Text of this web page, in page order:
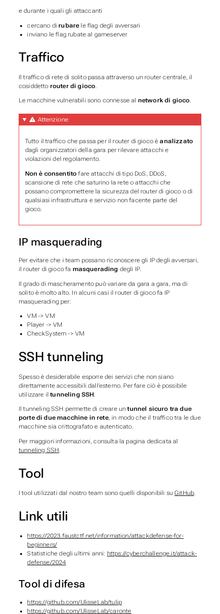
e durante i quali gli attaccanti
cercano dirubare le flag degli avversari
inviano le flag rubate al gameserver
Traffico
Il traffico di rete di solito passa attraverso un router centrale, il
cosiddetto router di gioco
Le macchine vulnerabili sono connesse al network di gioco.
Attenzione
Tutto il traffico che passa per il router di gioco èanalizzato
dagli organizzatori della gara per rilevare attacchi e
violazioni del regolamento.
Non è consentito fare attacchi di tipo DoS, DDoS,
scansione di rete che saturino la rete o attacchi che
possano compromettere la sicurezza del router di gioco o di
qualsiasi infrastruttura e servizio non facente parte del
gioco.
IP masquerading
Per evitare che i team possano riconoscere gli IP degli avversari,
il router di gioco fa masquerading degli IP.
Il grado di mascheramento può variare da gara a gara, ma di
solito è molto alto. In alcuni casi il router di gioco fa IP
masquerading per:
VM -> VM
Player -> VM
CheckSystem -> VM
SSH tunneling
Spesso è desiderabile esporre dei servizi che non siano
direttamente accessibili dall’esterno. Per fare ciò è possibile
utilizzare iltunneling SSH
Il tunneling SSH permette di creare untunnel sicuro tra due
porte di due macchine in rete, in modo che il traffico tra le due
macchine sia crittografato e autenticato.
Per maggiori informazioni, consulta la pagina dedicata al
tunneling SSH.
Tool
I tool utilizzati dal nostro team sono quelli disponibili suGitHub.
Link utili
https://2023.faustctf.net/information/attackdefense-for-
beginners/
Statistiche degli ultimi anni: https://cyberchallenge.it/attack-
defense/2024
Tool di difesa
https://github.com/UlisseLab/tulip
https://github.com/UlisseLab/caronte